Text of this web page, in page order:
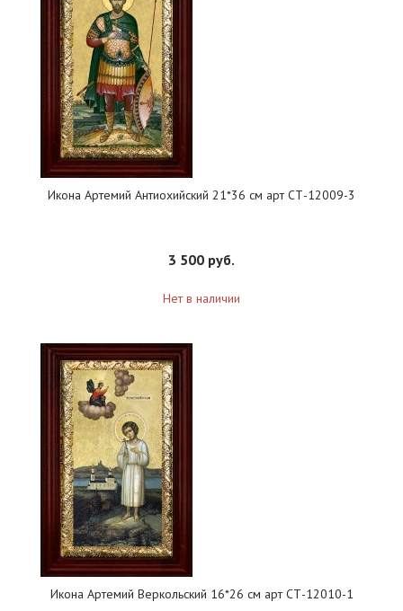
Икона Артемий Антиохийский 21*36 см арт СТ-12009-3
3 500 руб.
Нет в наличии
Икона Артемий Веркольский 16*26 см арт СТ-12010-1